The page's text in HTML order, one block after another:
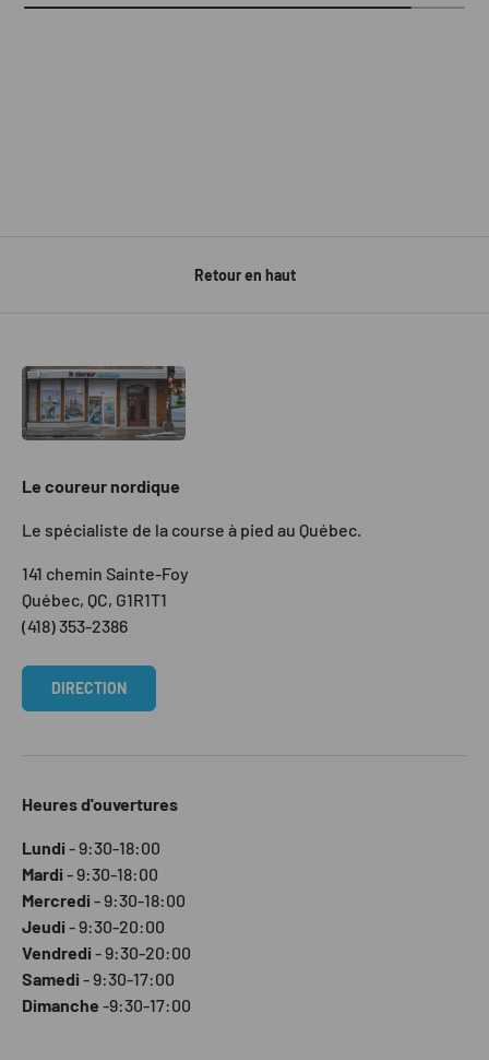
Retour en haut
Le coureur nordique
Le spécialiste de la course à pied au Québec.
141 chemin Sainte-Foy
Québec, QC, G1R1T1
(418) 353-2386
DIRECTION
Heures d'ouvertures
Lundi - 9:30-18:00
Mardi - 9:30-18:00
Mercredi - 9:30-18:00
Jeudi - 9:30-20:00
Vendredi - 9:30-20:00
Samedi - 9:30-17:00
Dimanche -9:30-17:00